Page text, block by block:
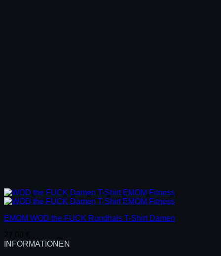
EMOM WOD the FUCK Rundhals T-Shirt Damen
INFORMATIONEN